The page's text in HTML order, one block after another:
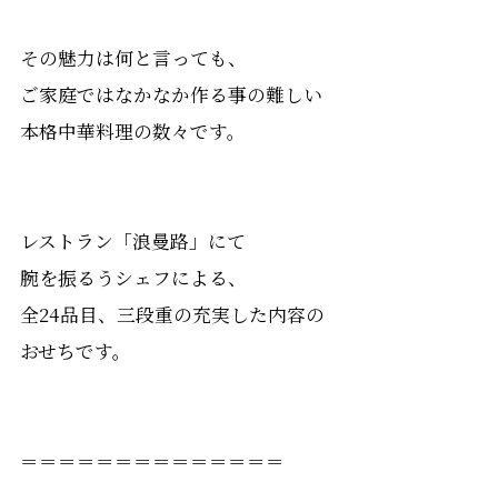
その魅力は何と言っても、
ご家庭ではなかなか作る事の難しい
本格中華料理の数々です。
レストラン「浪曼路」にて
腕を振るうシェフによる、
全24品目、三段重の充実した内容の
おせちです。
＝＝＝＝＝＝＝＝＝＝＝＝＝＝